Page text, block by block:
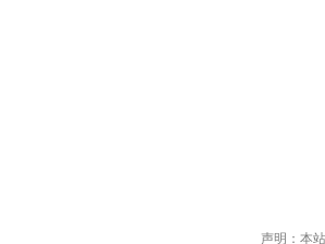
声明：本